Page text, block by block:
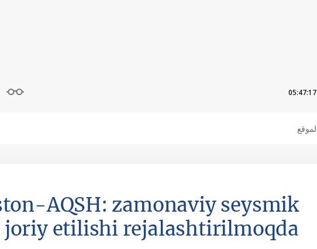
05:47:18
AQSH: zamonaviy seysmik
joriy etilishi rejalashtirilmoqda